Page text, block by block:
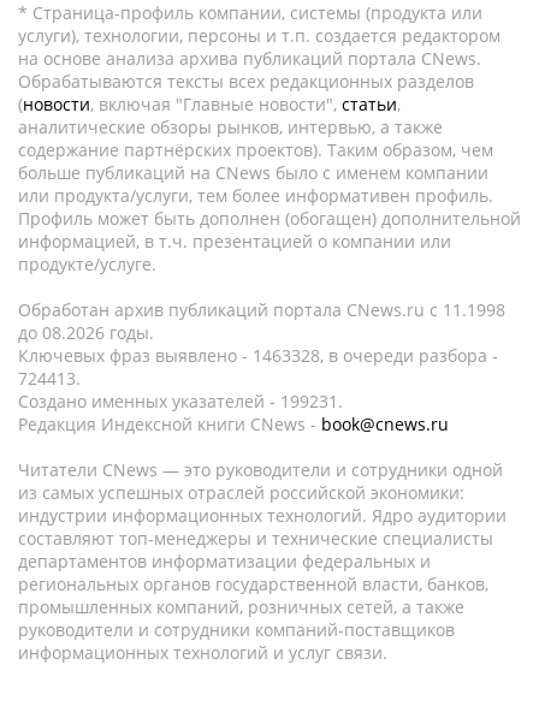
* Страница-профиль компании, системы (продукта или
услуги), технологии, персоны и т.п. создается редактором
на основе анализа архива публикаций портала CNews.
Обрабатываются тексты всех редакционных разделов
(новости, включая "Главные новости", статьи,
аналитические обзоры рынков, интервью, а также
содержание партнёрских проектов). Таким образом, чем
больше публикаций на CNews было с именем компании
или продукта/услуги, тем более информативен профиль.
Профиль может быть дополнен (обогащен) дополнительной
информацией, в т.ч. презентацией о компании или
продукте/услуге.
Обработан архив публикаций портала CNews.ru c 11.1998
до 08.2026 годы.
Ключевых фраз выявлено - 1463328, в очереди разбора -
724413.
Создано именных указателей - 199231.
Редакция Индексной книги CNews - book@cnews.ru
Читатели CNews — это руководители и сотрудники одной
из самых успешных отраслей российской экономики:
индустрии информационных технологий. Ядро аудитории
составляют топ-менеджеры и технические специалисты
департаментов информатизации федеральных и
региональных органов государственной власти, банков,
промышленных компаний, розничных сетей, а также
руководители и сотрудники компаний-поставщиков
информационных технологий и услуг связи.